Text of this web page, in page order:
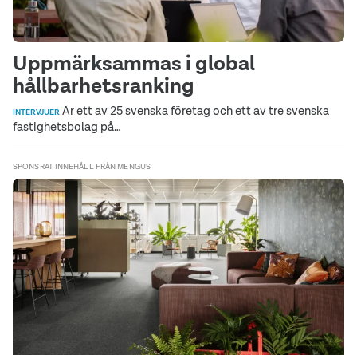
Uppmärksammas i global
hållbarhetsranking
INTERVJUER Är ett av 25 svenska företag och ett av tre svenska
fastighetsbolag på…
SPONSRAT INNEHÅLL FRÅN MENGUS